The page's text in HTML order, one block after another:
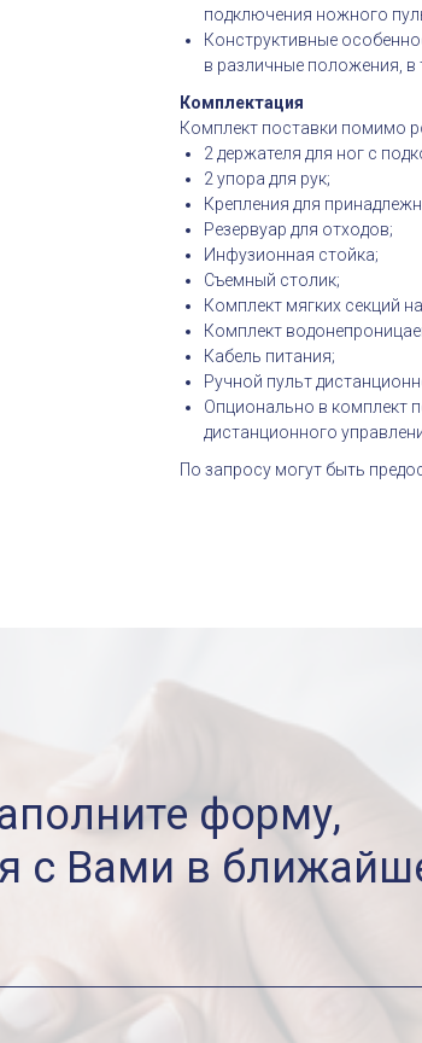
подключения ножного
Конструктивные
в различные положения, в
Комплектация
Комплект поставки помимо
2 держателя для ног с
2 упора для рук;
Крепления для
Резервуар для отходов;
Инфузионная стойка;
Съемный столик;
Комплект мягких секций
Комплект
Кабель питания;
Ручной пульт
Опционально в комплект
дистанционного
По запросу могут быть
форму,
с Вами в